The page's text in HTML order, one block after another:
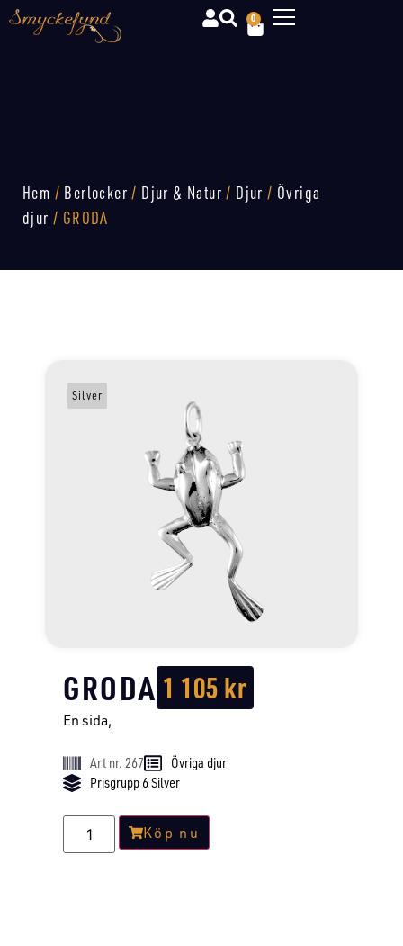
0
Hem / Berlocker / Djur & Natur / Djur / Övriga
djur / GRODA
Silver
GRODA 1 105kr
En sida,
Art nr. 267
Övriga djur
Prisgrupp 6 Silver
Köp nu